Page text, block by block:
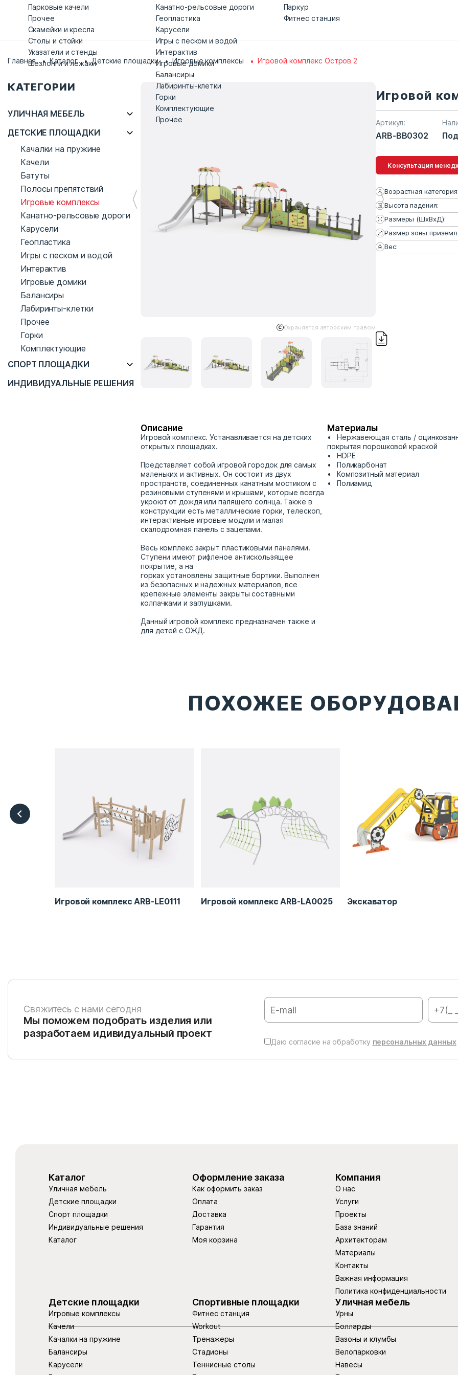
Парковые качели
Прочее
Скамейки и кресла
Столы и стойки
Указатели и стенды
Шезлонги и лежаки
Канатно-рельсовые дороги
Геопластика
Карусели
Игры с песком и водой
Интерактив
Игровые домики
Балансиры
Лабиринты-клетки
Горки
Комплектующие
Прочее
Паркур
Фитнес станция
Главная Каталог Детские площадки Игровые комплексы Игровой комплекс Остров 2
КАТЕГОРИИ
УЛИЧНАЯ МЕБЕЛЬ
ДЕТСКИЕ ПЛОЩАДКИ
Качалки на пружине
Качели
Батуты
Полосы препятствий
Игровые комплексы
Канатно-рельсовые дороги
Карусели
Геопластика
Игры с песком и водой
Интерактив
Игровые домики
Балансиры
Лабиринты-клетки
Прочее
Горки
Комплектующие
СПОРТ ПЛОЩАДКИ
ИНДИВИДУАЛЬНЫЕ РЕШЕНИЯ
Охраняется авторским правом
Игровой
Артикул:
ARB-BB0302
Консультация
Возрастная категория:
Высота падения:
Размеры (ШхВхД):
Размер зоны
Вес:
Описание
Игровой комплекс. Устанавливается на детских
открытых площадках.
Представляет собой игровой городок для самых
маленьких и активных. Он состоит из двух
пространств, соединенных канатным мостиком с
резиновыми ступенями и крышами, которые всегда
укроют от дождя или палящего солнца. Также в
конструкции есть металлические горки, телескоп,
интерактивные игровые модули и малая
скалодромная панель с зацепами.
Весь комплекс закрыт пластиковыми панелями.
Ступени имеют рифленое антискользящее
покрытие, а на
горках установлены защитные бортики. Выполнен
из безопасных и надежных материалов, все
крепежные элементы закрыты составными
колпачками и заглушками.
Данный игровой комплекс предназначен также и
для детей с ОЖД.
Материалы
Нержавеющая сталь /
покрытая порошковой краской
HDPE
Поликарбонат
Композитный материал
Полиамид
ПОХОЖЕЕ
Игровой комплекс ARB-LE0111 Игровой комплекс ARB-LA0025 Экскаватор
Свяжитесь с нами сегодня
Мы поможем подобрать изделия или
разработаем идивидуальный проект
Даю согласие на обработку персональных данных
Каталог
Уличная мебель
Детские площадки
Спорт площадки
Индивидуальные решения
Каталог
Оформление заказа
Как оформить заказ
Оплата
Доставка
Гарантия
Моя корзина
Компания
О нас
Услуги
Проекты
База знаний
Архитекторам
Материалы
Контакты
Важная информация
Политика конфиденциальности
Детские площадки
Игровые комплексы
Качели
Качалки на пружине
Балансиры
Карусели
Спортивные площадки
Фитнес станция
Workout
Тренажеры
Стадионы
Теннисные столы
Уличная мебель
Урны
Болларды
Вазоны и клумбы
Велопарковки
Навесы